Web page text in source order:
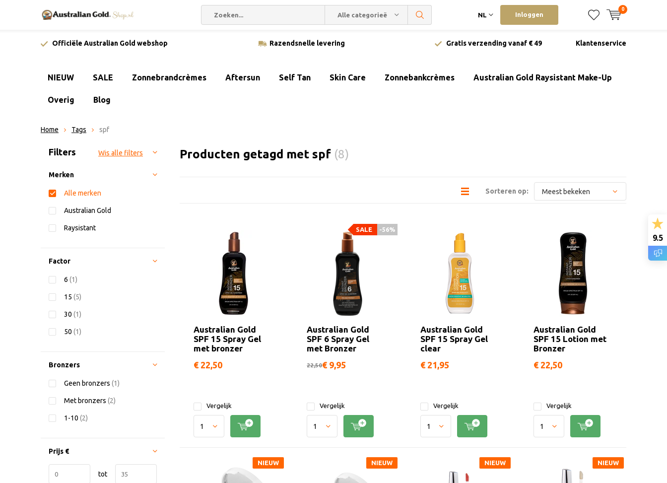
Alle categorieën NL Inloggen
0
Officiële Australian Gold webshop Razendsnelle levering Gratis verzending vanaf € 49 Klantenservice
NIEUW SALE Zonnebrandcrèmes Aftersun Self Tan Skin Care Zonnebankcrèmes Australian Gold Raysistant Make-Up
Overig Blog
Home Tags spf
Producten getagd met spf (8)
Sorteren op:
Australian Gold
SPF 15 Spray Gel
met bronzer
€ 22,50
Vergelijk
Australian Gold
SPF 6 Spray Gel
met Bronzer
-56%
SALE
22,50€ 9,95
Vergelijk
Australian Gold
SPF 15 Spray Gel
clear
€ 21,95
Vergelijk
Australian Gold
SPF 15 Lotion met
Bronzer
€ 22,50
Vergelijk
NIEUW NIEUW NIEUW NIEUW
Sorteren op:
Filters Wis alle filters
Merken
Alle merken
Australian Gold
Raysistant
Factor
6 (1)
15 (5)
30 (1)
50 (1)
Bronzers
Geen bronzers (1)
Met bronzers (2)
1-10 (2)
Prijs €
tot
9.5